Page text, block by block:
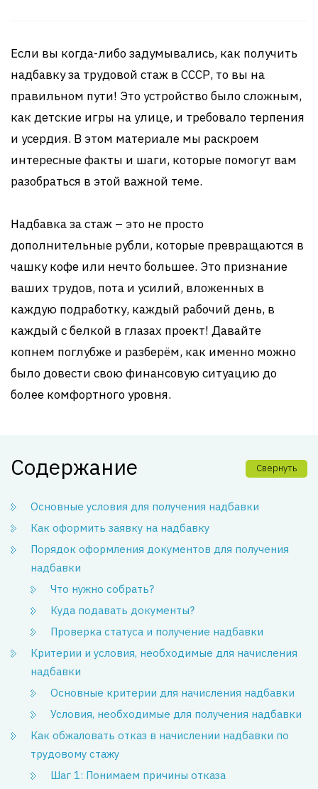
Если вы когда-либо задумывались, как получить
надбавку за трудовой стаж в СССР, то вы на
правильном пути! Это устройство было сложным,
как детские игры на улице, и требовало терпения
и усердия. В этом материале мы раскроем
интересные факты и шаги, которые помогут вам
разобраться в этой важной теме.
Надбавка за стаж – это не просто
дополнительные рубли, которые превращаются в
чашку кофе или нечто большее. Это признание
ваших трудов, пота и усилий, вложенных в
каждую подработку, каждый рабочий день, в
каждый с белкой в глазах проект! Давайте
копнем поглубже и разберём, как именно можно
было довести свою финансовую ситуацию до
более комфортного уровня.
Содержание Свернуть
Основные условия для получения надбавки
Как оформить заявку на надбавку
Порядок оформления документов для получения
надбавки
Что нужно собрать?
Куда подавать документы?
Проверка статуса и получение надбавки
Критерии и условия, необходимые для начисления
надбавки
Основные критерии для начисления надбавки
Условия, необходимые для получения надбавки
Как обжаловать отказ в начислении надбавки по
трудовому стажу
Шаг 1: Понимаем причины отказа